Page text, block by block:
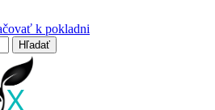
k pokladni
Hľadať